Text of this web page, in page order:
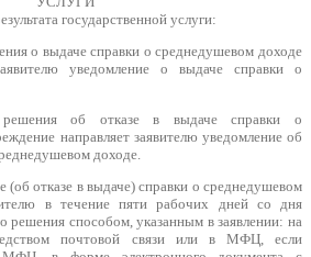
государственной услуги:
о выдаче справки о среднедушевом доходе
уведомление о выдаче справки о
об отказе в выдаче справки о
направляет заявителю уведомление об
доходе.
(об отказе в выдаче) справки о среднедушевом
в течение пяти рабочих дней со дня
решения способом, указанным в заявлении: на
почтовой связи или в МФЦ, если